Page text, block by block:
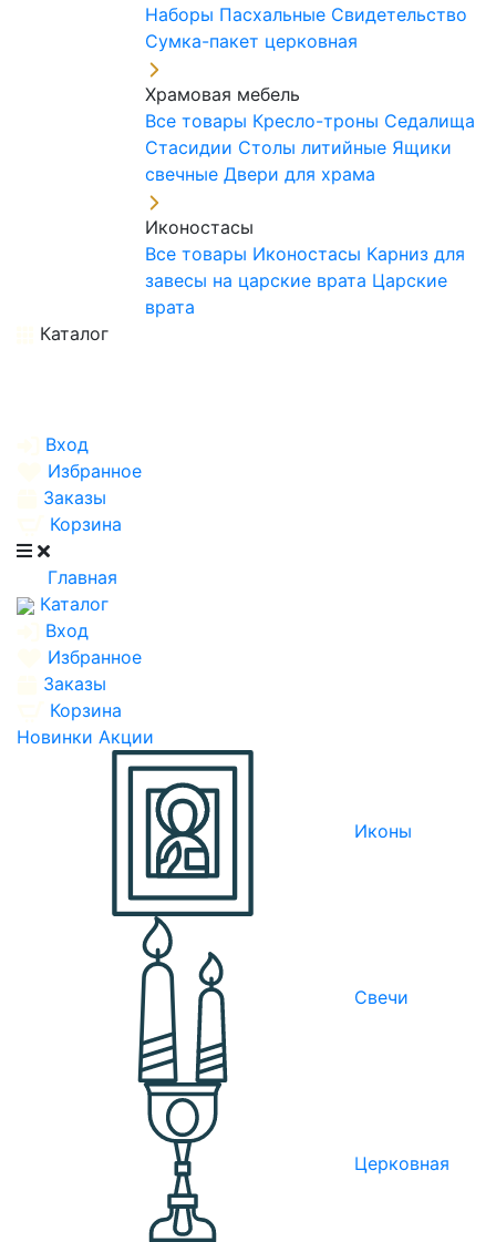
Наборы Пасхальные Свидетельство
Сумка-пакет церковная
Храмовая мебель
Все товары Кресло-троны Седалища
Стасидии Столы литийные Ящики
свечные Двери для храма
Иконостасы
Все товары Иконостасы Карниз для
завесы на царские врата Царские
врата
Каталог
Вход
Избранное
Заказы
Корзина
Главная
Каталог
Вход
Избранное
Заказы
Корзина
Новинки Акции
Иконы
Свечи
Церковная